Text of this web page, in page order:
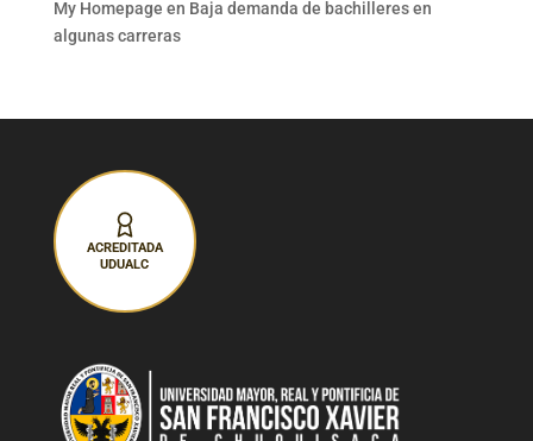
My Homepage en Baja demanda de bachilleres en
algunas carreras
ACREDITADA
UDUALC